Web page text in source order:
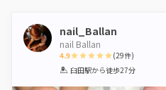
nail_Ballan
nail Ballan
4.9
1 2 3 4 5
(29件)
臼田駅から徒歩27分